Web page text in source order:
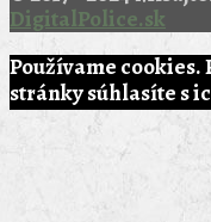
DigitalPolice.sk
Používame
stránky súhlasíte s